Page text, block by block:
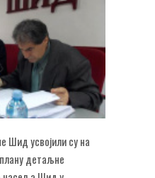
Шид усвојили су на
детаљне